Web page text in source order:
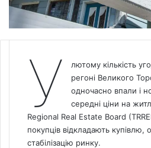
У
лютому кількість
регоні Великого
одночасно впали і
середні ціни на
Regional Real Estate Board
покупців відкладають купівлю,
стабілізацію ринку.